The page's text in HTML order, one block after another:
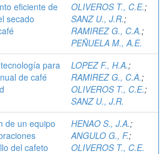
eficiente de
secado
OLIVEROS T., C.E.;
SANZ U., J.R.;
RAMIREZ G., C.A.;
PEÑUELA M., A.E.
para
de café
LOPEZ F., H.A.;
RAMIREZ G., C.A.;
OLIVEROS T., C.E.;
SANZ U., J.R.
de un equipo
del cafeto
HENAO S., J.A.;
ANGULO G., F.;
OLIVEROS T., C.E.